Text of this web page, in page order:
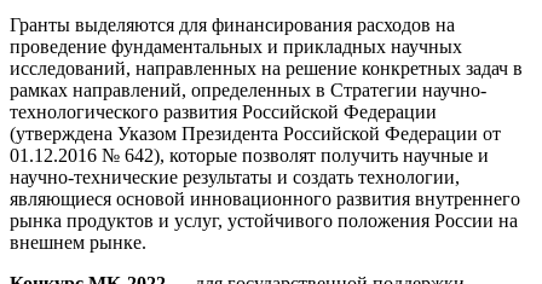
Гранты выделяются для финансирования расходов на
проведение фундаментальных и прикладных научных
исследований, направленных на решение конкретных задач в
рамках направлений, определенных в Стратегии научно-
технологического развития Российской Федерации
(утверждена Указом Президента Российской Федерации от
01.12.2016 № 642), которые позволят получить научные и
научно-технические результаты и создать технологии,
являющиеся основой инновационного развития внутреннего
рынка продуктов и услуг, устойчивого положения России на
внешнем рынке.